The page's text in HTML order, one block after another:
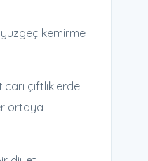
yüzgeç kemirme
ticari çiftliklerde
ortaya